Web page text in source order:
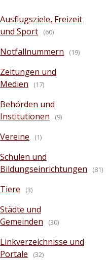
Ausflugsziele, Freizeit
und Sport
(60)
Notfallnummern (19)
Zeitungen und
Medien
(17)
Behörden und
Institutionen
(9)
Vereine (1)
Schulen und
Bildungseinrichtungen
(81)
Tiere (3)
Städte und
Gemeinden
(30)
Linkverzeichnisse und
Portale
(32)